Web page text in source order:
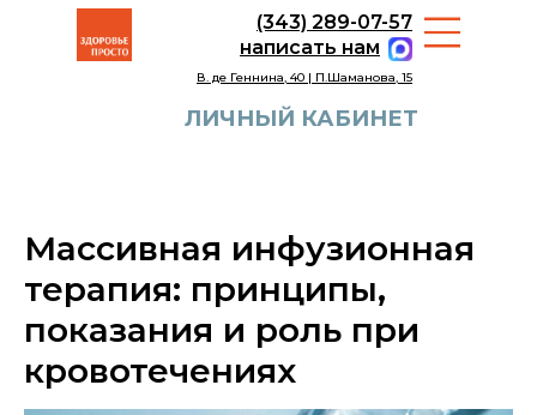
(343) 289-07-57
В. де Геннина, 40 | П.Шаманова, 15
написать нам
ЛИЧНЫЙ КАБИНЕТ
Массивная инфузионная
терапия: принципы,
показания и роль при
кровотечениях